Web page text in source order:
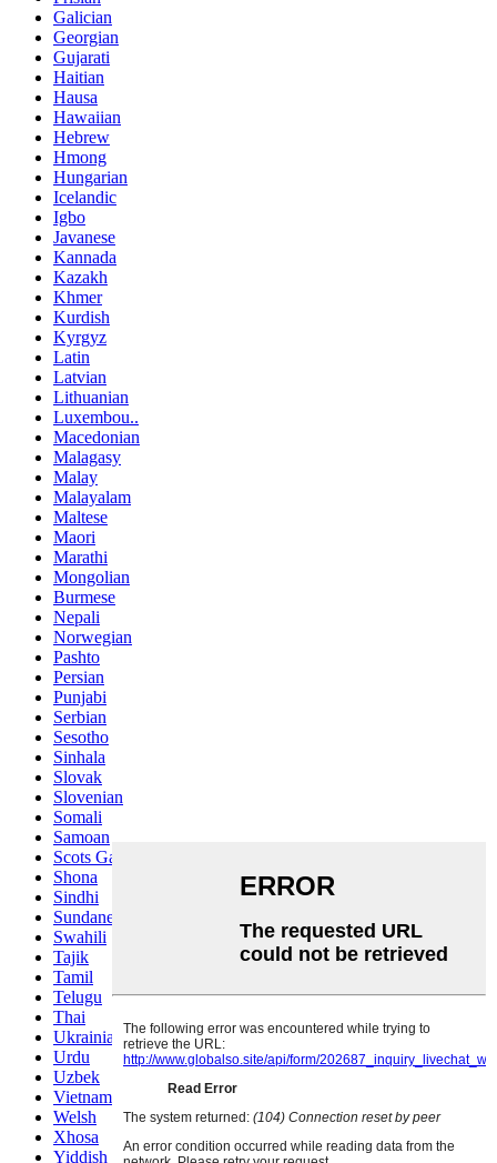
Galician
Georgian
Gujarati
Haitian
Hausa
Hawaiian
Hebrew
Hmong
Hungarian
Icelandic
Igbo
Javanese
Kannada
Kazakh
Khmer
Kurdish
Kyrgyz
Latin
Latvian
Lithuanian
Luxembou..
Macedonian
Malagasy
Malay
Malayalam
Maltese
Maori
Marathi
Mongolian
Burmese
Nepali
Norwegian
Pashto
Persian
Punjabi
Serbian
Sesotho
Sinhala
Slovak
Slovenian
Somali
Samoan
Scots Gaelic
Shona
Sindhi
Sundanese
Swahili
Tajik
Tamil
Telugu
Thai
Ukrainian
Urdu
Uzbek
Vietnamese
Welsh
Xhosa
Yiddish